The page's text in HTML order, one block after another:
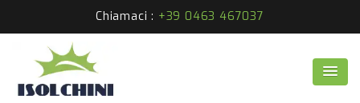
Chiamaci : +39 0463 467037